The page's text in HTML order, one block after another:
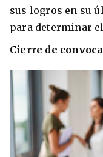
sus logros en su
para determinar
Cierre de